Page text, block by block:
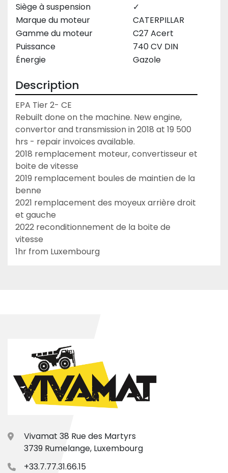
Siège à suspension
✓
Marque du moteur
CATERPILLAR
Gamme du moteur
C27 Acert
Puissance
740 CV DIN
Énergie
Gazole
Description
EPA Tier 2- CE
Rebuilt done on the machine. New engine,
convertor and transmission in 2018 at 19 500
hrs - repair invoices available.
2018 remplacement moteur, convertisseur et
boite de vitesse
2019 remplacement boules de maintien de la
benne
2021 remplacement des moyeux arrière droit
et gauche
2022 reconditionnement de la boite de
vitesse
1hr from Luxembourg
Vivamat 38 Rue des Martyrs
3739 Rumelange, Luxembourg
+33.7.77.31.66.15